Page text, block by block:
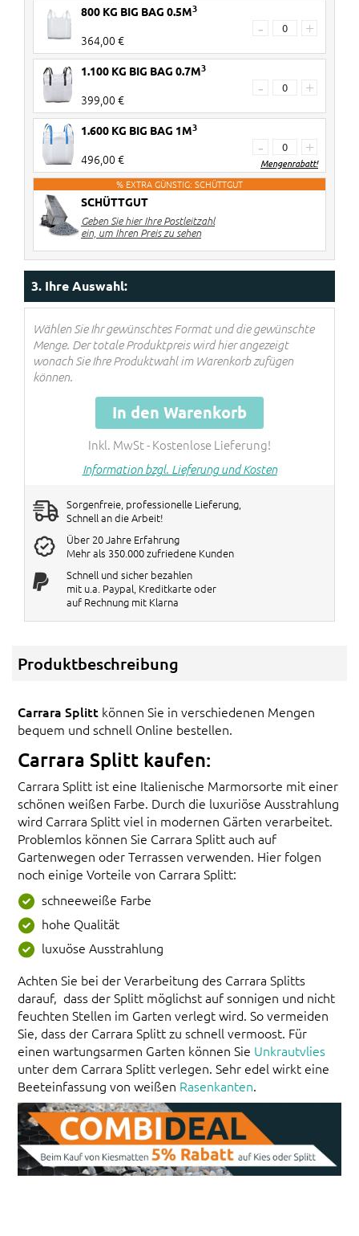
800 KG BIG BAG 0.5M3
364,00 €
- +
1.100 KG BIG BAG 0.7M3
399,00 €
- +
1.600 KG BIG BAG 1M3
496,00 €
- +
Mengenrabatt!
2 Stück
3-4 Stück
€ 40 Rabatt pro Big Bag
5> Stück
€ 60 Rabatt pro Big Bag
Rabatte werden im Warenkorb
% EXTRA GÜNSTIG: SCHÜTTGUT
SCHÜTTGUT
Geben Sie hier Ihre Postleitzahl
ein, um Ihren Preis zu sehen
3. Ihre Auswahl:
Wählen Sie Ihr gewünschtes Format und die gewünschte
Menge. Der totale Produktpreis wird hier angezeigt
wonach Sie Ihre Produktwahl im Warenkorb zufügen
können.
In den Warenkorb
Inkl. MwSt - Kostenlose Lieferung!
Information bzgl. Lieferung und Kosten
Sorgenfreie, professionelle Lieferung,
Schnell an die Arbeit!
Über 20 Jahre Erfahrung
Mehr als 350.000 zufriedene Kunden
Schnell und sicher bezahlen
mit u.a. Paypal, Kreditkarte oder
auf Rechnung mit Klarna
Produktbeschreibung
Carrara Splitt können Sie in verschiedenen Mengen
bequem und schnell Online bestellen.
Carrara Splitt kaufen:
Carrara Splitt ist eine Italienische Marmorsorte mit einer
schönen weißen Farbe. Durch die luxuriöse Ausstrahlung
wird Carrara Splitt viel in modernen Gärten verarbeitet.
Problemlos können Sie Carrara Splitt auch auf
Gartenwegen oder Terrassen verwenden. Hier folgen
noch einige Vorteile von Carrara Splitt:
schneeweiße Farbe
hohe Qualität
luxuöse Ausstrahlung
Achten Sie bei der Verarbeitung des Carrara Splitts
darauf, dass der Splitt möglichst auf sonnigen und nicht
feuchten Stellen im Garten verlegt wird. So vermeiden
Sie, dass der Carrara Splitt zu schnell vermoost. Für
einen wartungsarmen Garten können Sie Unkrautvlies
unter dem Carrara Splitt verlegen. Sehr edel wirkt eine
Beeteinfassung von weißen Rasenkanten.